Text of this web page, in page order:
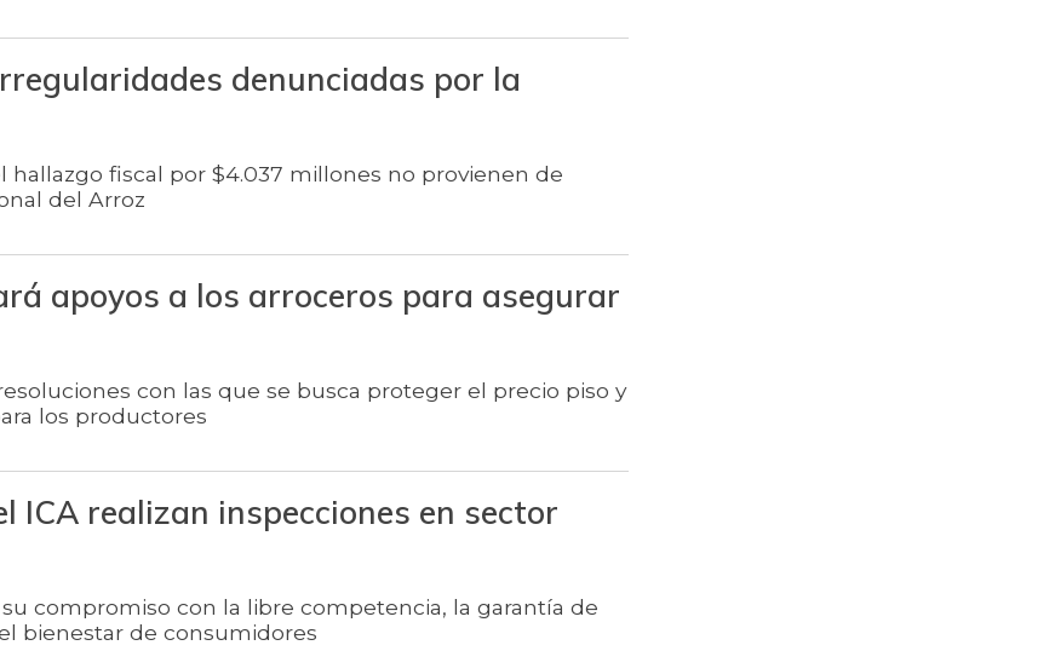
denunciadas por la
hallazgo fiscal por $4.037 millones no provienen de
del Arroz
apoyos a los arroceros para asegurar
con las que se busca proteger el precio piso y
los productores
ICA realizan inspecciones en sector
compromiso con la libre competencia, la garantía de
bienestar de consumidores